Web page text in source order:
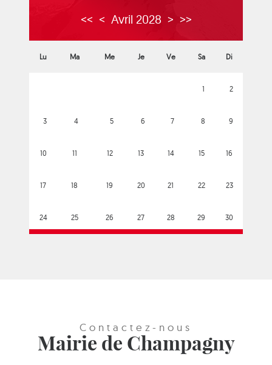
<< < Avril 2028 > >>
Lu Ma Me Je Ve Sa Di
1 2
3 4 5 6 7 8 9
10 11 12 13 14 15 16
17 18 19 20 21 22 23
24 25 26 27 28 29 30
Contactez-nous
Mairie de Champagny